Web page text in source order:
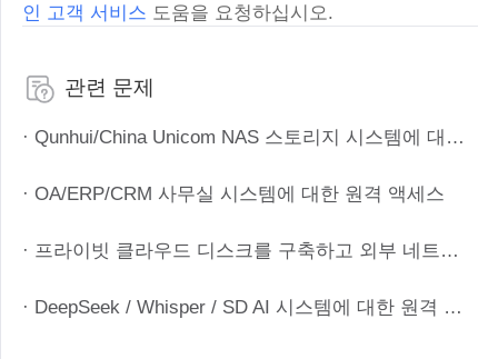
인 고객 서비스 도움을 요청하십시오.
관련 문제
· Qunhui/China Unicom NAS 스토리지 시스템에 대한 원격 액세스
· OA/ERP/CRM 사무실 시스템에 대한 원격 액세스
· 프라이빗 클라우드 디스크를 구축하고 외부 네트워크 액세스를 달성하기 위해 1 분
· DeepSeek / Whisper / SD AI 시스템에 대한 원격 액세스